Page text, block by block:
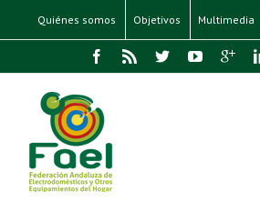
Quiénes somos Objetivos Multimedia